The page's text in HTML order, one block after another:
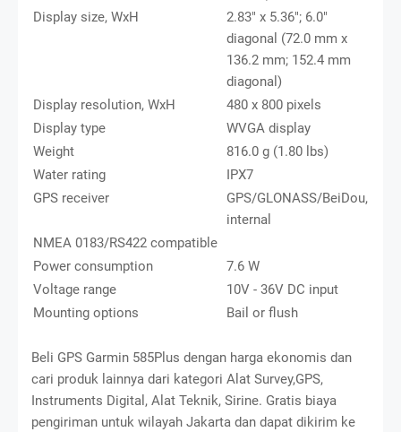
Display size, WxH
2.83" x 5.36"; 6.0"
diagonal (72.0 mm x
136.2 mm; 152.4 mm
diagonal)
Display resolution, WxH
480 x 800 pixels
Display type
WVGA display
Weight
816.0 g (1.80 lbs)
Water rating
IPX7
GPS receiver
GPS/GLONASS/BeiDou,
internal
NMEA 0183/RS422 compatible
Power consumption
7.6 W
Voltage range
10V - 36V DC input
Mounting options
Bail or flush
Beli GPS Garmin 585Plus dengan harga ekonomis dan
cari produk lainnya dari kategori Alat Survey,GPS,
Instruments Digital, Alat Teknik, Sirine. Gratis biaya
pengiriman untuk wilayah Jakarta dan dapat dikirim ke